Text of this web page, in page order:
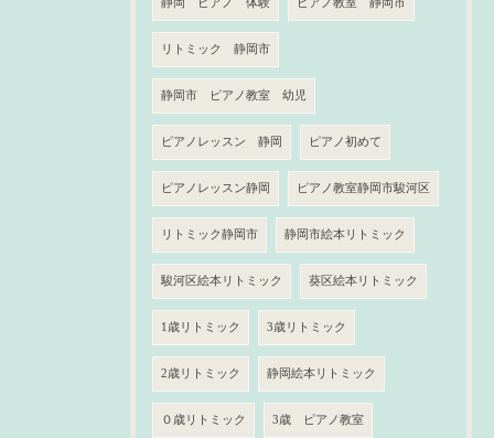
静岡 ピアノ 体験 ピアノ教室 静岡市
リトミック 静岡市
静岡市 ピアノ教室 幼児
ピアノレッスン 静岡 ピアノ初めて
ピアノレッスン静岡 ピアノ教室静岡市駿河区
リトミック静岡市 静岡市絵本リトミック
駿河区絵本リトミック 葵区絵本リトミック
1歳リトミック 3歳リトミック
2歳リトミック 静岡絵本リトミック
０歳リトミック 3歳 ピアノ教室